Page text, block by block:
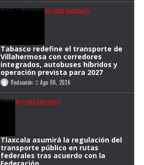
NOTICIAS NACIONALES
Tabasco redefine el transporte de
Villahermosa con corredores
integrados, autobuses híbridos y
operación prevista para 2027
Redacción Ago 06, 2026
NOTICIAS NACIONALES
Tlaxcala asumirá la regulación del
transporte público en rutas
federales tras acuerdo con la